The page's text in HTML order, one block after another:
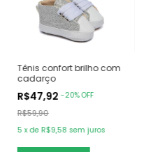
Tênis confort brilho com
cadarço
R$47,92-20%OFF
R$59,90
5 xde R$9,58 sem juros